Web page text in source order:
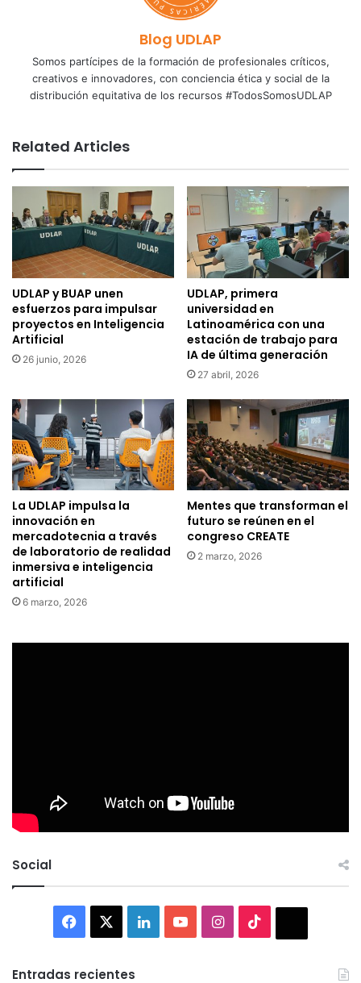
Blog UDLAP
Somos partícipes de la formación de profesionales críticos,
creativos e innovadores, con conciencia ética y social de la
distribución equitativa de los recursos #TodosSomosUDLAP
Related Articles
UDLAP y BUAP unen
esfuerzos para impulsar
proyectos en Inteligencia
Artificial
26 junio, 2026
UDLAP, primera
universidad en
Latinoamérica con una
estación de trabajo para
IA de última generación
27 abril, 2026
La UDLAP impulsa la
innovación en
mercadotecnia a través
de laboratorio de realidad
inmersiva e inteligencia
artificial
6 marzo, 2026
Mentes que transforman el
futuro se reúnen en el
congreso CREATE
2 marzo, 2026
Social
Facebook LinkedInYouTubeInstagram
Entradas recientes